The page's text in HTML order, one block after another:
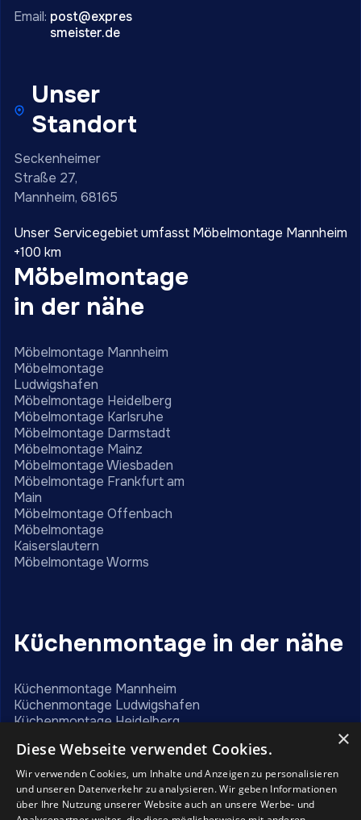
Email: post@expres
smeister.de
Unser
Standort
Seckenheimer
Straße 27,
Mannheim, 68165
Unser Servicegebiet umfasst Möbelmontage Mannheim
+100 km
Möbelmontage
in der nähe
Möbelmontage Mannheim
Möbelmontage
Ludwigshafen
Möbelmontage Heidelberg
Möbelmontage Karlsruhe
Möbelmontage Darmstadt
Möbelmontage Mainz
Möbelmontage Wiesbaden
Möbelmontage Frankfurt am
Main
Möbelmontage Offenbach
Möbelmontage
Kaiserslautern
Möbelmontage Worms
Küchenmontage in der nähe
Küchenmontage Mannheim
Küchenmontage Ludwigshafen
Küchenmontage Heidelberg
Küchenmontage Karlsruhe
Küchenmontage Darmstadt
Küchenmontage Mainz
Küchenmontage Wiesbaden
×
Diese Webseite verwendet Cookies.
Wir verwenden Cookies, um Inhalte und Anzeigen zu personalisieren
und unseren Datenverkehr zu analysieren. Wir geben Informationen
über Ihre Nutzung unserer Website auch an unsere Werbe- und